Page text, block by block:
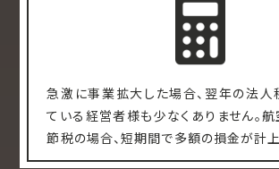
急激に事業拡大した場合、翌年の法人
ている経営者様も少なくありません。
節税の場合、短期間で多額の損金が計上